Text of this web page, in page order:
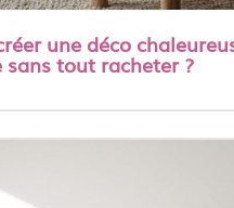
une déco
sans tout racheter ?